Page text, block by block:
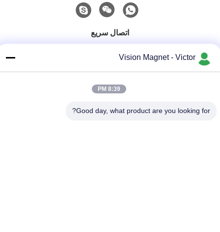
اتصال سريع
Vision Magnet - Victor
8:39 PM
Good day, what product are you looking for?